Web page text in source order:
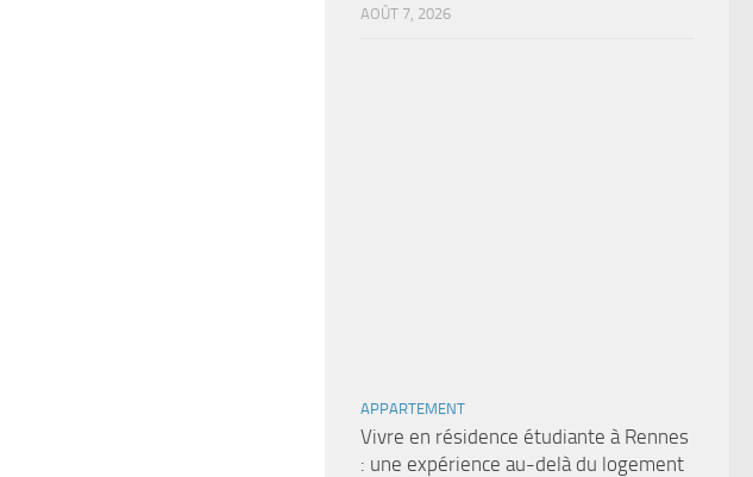
AOÛT 7, 2026
APPARTEMENT
Vivre en résidence étudiante à Rennes
: une expérience au-delà du logement